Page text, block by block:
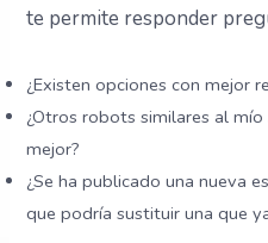
te permite responder
¿Existen opciones con mejor
¿Otros robots similares al
mejor?
¿Se ha publicado una nueva
que podría sustituir una que